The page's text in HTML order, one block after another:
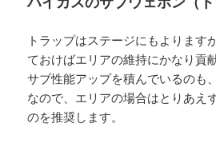
トラップはステージにもよります
ておけばエリアの維持にかなり貢
サブ性能アップを積んでいるのも
なので、エリアの場合はとりあえ
のを推奨します。